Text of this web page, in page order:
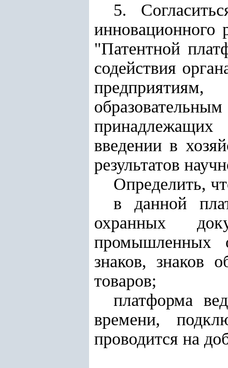
5.
инновационного
"Патентной
содействия
принадлежащих
введении в
результатов
Определить,
в данной
охранных
промышленных
знаков, знаков
товаров;
платформа
времени,
проводится на